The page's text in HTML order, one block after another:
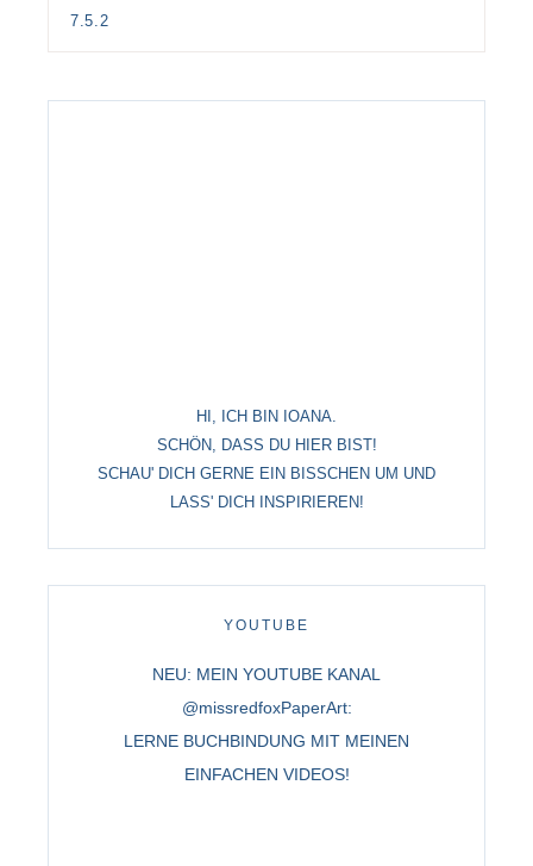
HI, ICH BIN IOANA.
SCHÖN, DASS DU HIER BIST!
SCHAU' DICH GERNE EIN BISSCHEN UM UND
LASS' DICH INSPIRIEREN!
YOUTUBE
NEU: MEIN YOUTUBE KANAL
@missredfoxPaperArt:
LERNE BUCHBINDUNG MIT MEINEN
EINFACHEN VIDEOS!